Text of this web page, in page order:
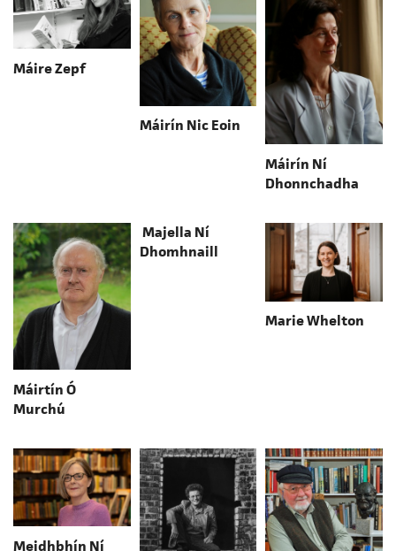
Máire Zepf
Máirín Nic Eoin
Máirín Ní
Dhonnchadha
Máirtín Ó
Murchú
Majella Ní
Dhomhnaill
Marie Whelton
Meidhbhín Ní